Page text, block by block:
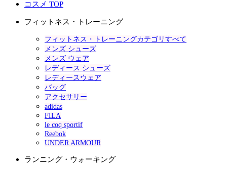
コスメ TOP
フィットネス・トレーニング
フィットネス・トレーニングカテゴリすべて
メンズ シューズ
メンズ ウェア
レディース シューズ
レディースウェア
バッグ
アクセサリー
adidas
FILA
le coq sportif
Reebok
UNDER ARMOUR
ランニング・ウォーキング